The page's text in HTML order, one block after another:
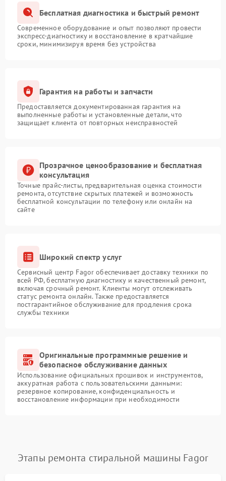
Бесплатная диагностика и быстрый ремонт
Современное оборудование и опыт позволяют провести
экспресс-диагностику и восстановление в кратчайшие
сроки, минимизируя время без устройства
Гарантия на работы и запчасти
Предоставляется документированная гарантия на
выполненные работы и установленные детали, что
защищает клиента от повторных неисправностей
Прозрачное ценообразование и бесплатная
консультация
Точные прайс-листы, предварительная оценка стоимости
ремонта, отсутствие скрытых платежей и возможность
бесплатной консультации по телефону или онлайн на
сайте
Широкий спектр услуг
Сервисный центр Fagor обеспечивает доставку техники по
всей РФ, бесплатную диагностику и качественный ремонт,
включая срочный ремонт. Клиенты могут отслеживать
статус ремонта онлайн. Также предоставляется
постгарантийное обслуживание для продления срока
службы техники
Оригинальные программные решение и
безопасное обслуживание данных
Использование официальных прошивок и инструментов,
аккуратная работа с пользовательскими данными:
резервное копирование, конфиденциальность и
восстановление информации при необходимости
Этапы ремонта стиральной машины Fagor